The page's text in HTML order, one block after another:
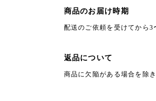
商品のお届け時期
配送のご依頼を受けてから3
返品について
商品に欠陥がある場合を除